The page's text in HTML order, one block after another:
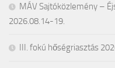
MÁV Sajtóközlemény –
2026.08.14-19.
III. fokú hőségriasztás